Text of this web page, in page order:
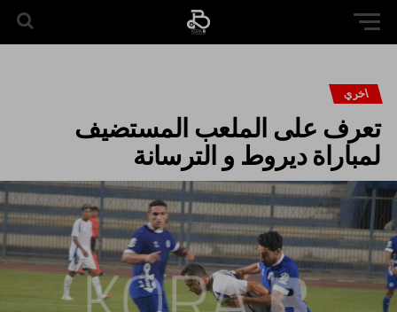
اخري
تعرف على الملعب المستضيف
لمباراة ديروط و الترسانة